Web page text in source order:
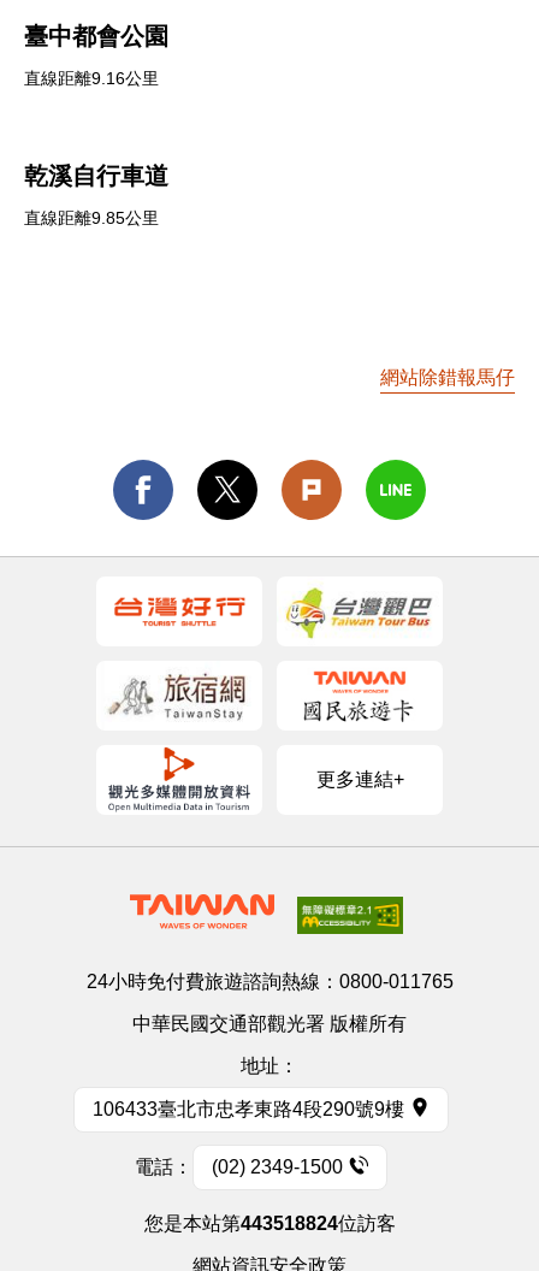
臺中都會公園
直線距離9.16公里
乾溪自行車道
直線距離9.85公里
網站除錯報馬仔
更多連結+
24小時免付費旅遊諮詢熱線： 0800-011765
中華民國交通部觀光署 版權所有
地址：
106433臺北市忠孝東路4段290號9樓
電話： (02) 2349-1500
您是本站第443518824位訪客
網站資訊安全政策